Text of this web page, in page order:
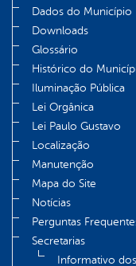
Dados do Município
Downloads
Glossário
Histórico do
Iluminação Pública
Lei Orgânica
Lei Paulo Gustavo
Localização
Manutenção
Mapa do Site
Notícias
Perguntas
Secretarias
Informativo